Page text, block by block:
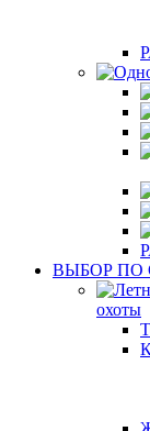
ВЫБОР ПО
охоты